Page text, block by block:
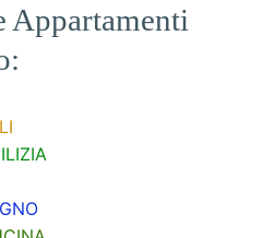
Appartamenti